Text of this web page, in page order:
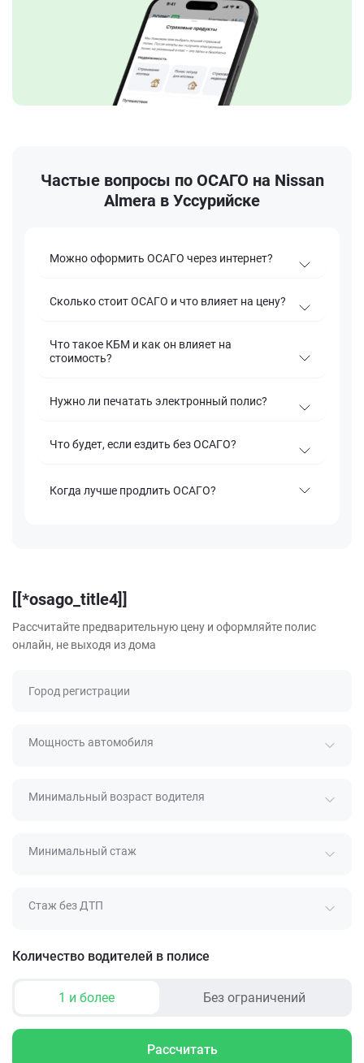
Частые вопросы по ОСАГО на Nissan
Almera в Уссурийске
Можно оформить ОСАГО через интернет?
Сколько стоит ОСАГО и что влияет на цену?
Что такое КБМ и как он влияет на
стоимость?
Нужно ли печатать электронный полис?
Что будет, если ездить без ОСАГО?
Когда лучше продлить ОСАГО?
[[*osago_title4]]
Рассчитайте предварительную цену и оформляйте полис
онлайн, не выходя из дома
Город регистрации
Мощность автомобиля
Минимальный возраст водителя
Минимальный стаж
Стаж без ДТП
Количество водителей в полисе
1 и более Без ограничений
Рассчитать